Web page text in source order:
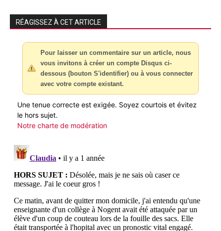
RÉAGISSEZ À CET ARTICLE
Pour laisser un commentaire sur un article, nous
vous invitons à créer un compte Disqus ci-
dessous (bouton S'identifier) ou à vous connecter
avec votre compte existant.
Une tenue correcte est exigée. Soyez courtois et évitez
le hors sujet.
Notre charte de modération